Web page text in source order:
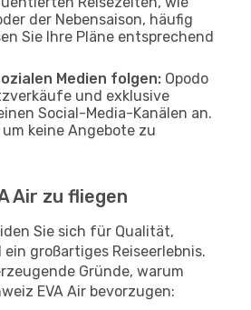
der Nebensaison, häufig
Sie Ihre Pläne entsprechend
Medien folgen: Opodo
und exklusive
Social-Media-Kanälen an.
um keine Angebote zu
Air zu fliegen
Sie sich für Qualität,
großartiges Reiseerlebnis.
Gründe, warum
EVA Air bevorzugen: